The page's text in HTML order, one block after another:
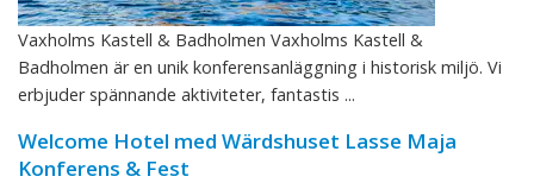
Vaxholms Kastell & Badholmen Vaxholms Kastell &
Badholmen är en unik konferensanläggning i historisk miljö. Vi
erbjuder spännande aktiviteter, fantastis ...
Welcome Hotel med Wärdshuset Lasse Maja
Konferens & Fest